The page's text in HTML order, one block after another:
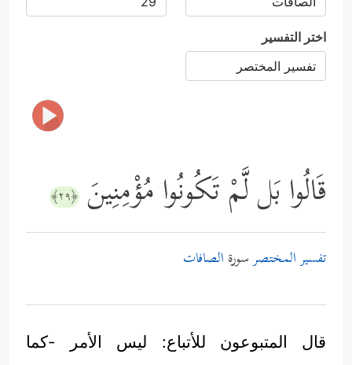
اختر التفسير
قَالُوا بَل لَّمْ تَكُونُوا مُؤْمِنِينَ ﴿٢٩﴾
تفسير المختصرسورة الصافات
قال المتبوعون للأتباع: ليس الأمر -كما